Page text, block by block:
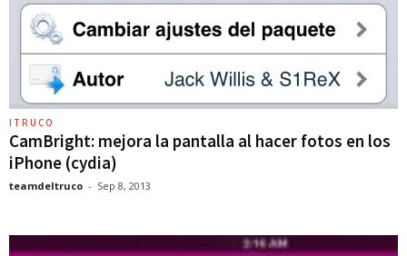
ITRUCO
CamBright: mejora la pantalla al hacer fotos en los
iPhone (cydia)
teamdeltruco - Sep 8, 2013